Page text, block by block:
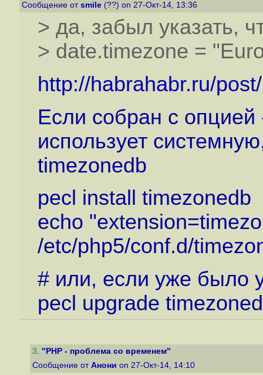
Сообщение от smile (??) on 27-Окт-14, 13:36
> да, забыл указать,
> date.timezone =
http://habrahabr.ru/
Если собран с
использует
timezonedb
pecl install timezonedb
echo
/etc/php5/conf.d/
# или, если уже было
pecl upgrade
3. "PHP - проблема со временем"
Сообщение от Анони on 27-Окт-14, 14:10